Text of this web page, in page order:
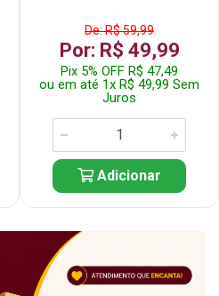
De: R$ 59,99
Por: R$ 49,99
Pix 5% OFF R$ 47,49
ou em até 1x R$ 49,99 Sem
Juros
Adicionar